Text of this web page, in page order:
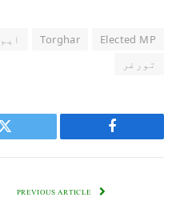
Elected MP
Torghar
تورغر
Facebook